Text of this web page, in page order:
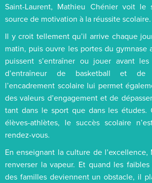
Saint-Laurent, Mathieu Chénier voit le
source de motivation à la réussite scolaire.
Il y croit tellement qu’il arrive chaque
matin, puis ouvre les portes du gymnase
puissent s’entraîner ou jouer avant
d’entraîneur de basketball et de
l’encadrement scolaire lui permet
des valeurs d’engagement et de
tant dans le sport que dans les études.
élèves-athlètes, le succès scolaire
rendez-vous.
En enseignant la culture de
renverser la vapeur. Et quand les
des familles deviennent un obstacle, il